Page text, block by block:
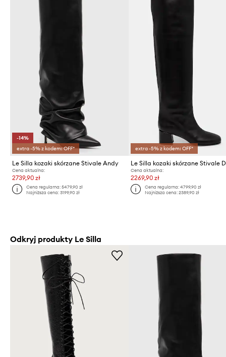
-14%
extra -5% z kodem: OFF*
Le Silla kozaki skórzane Stivale Andy
Cena aktualna:
2739,90 zł
Cena regularna:5479,90 zł
Najniższa cena:3199,90 zł
extra -5% z kodem: OFF*
Cena aktualna:
2269,90 zł
Cena regularna: 4799,90 zł
Najniższa cena: 2389,90 zł
Odkryj produkty Le Silla